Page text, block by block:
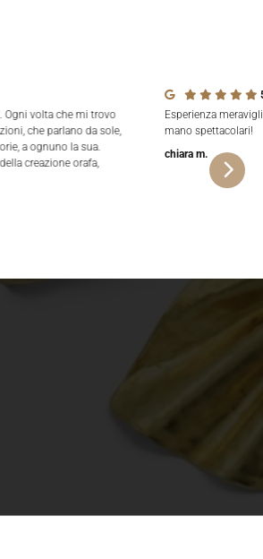
Ogni volta che mi trovo
che parlano da sole,
a ognuno la sua.
creazione orafa,
Esperienza
mano spettacolari!
chiara m.